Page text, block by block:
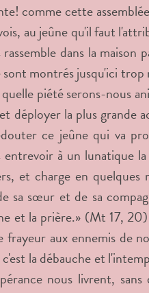
comme cette
au jeûne qu'il faut
dans la
montrés jusqu'ici
piété serons-nous
déployer la plus grande
ce jeûne qui va
à un lunatique
et charge en
sa sœur et de sa
et la prière.» (Mt 17,
aux ennemis de
la débauche et
nous livrent,